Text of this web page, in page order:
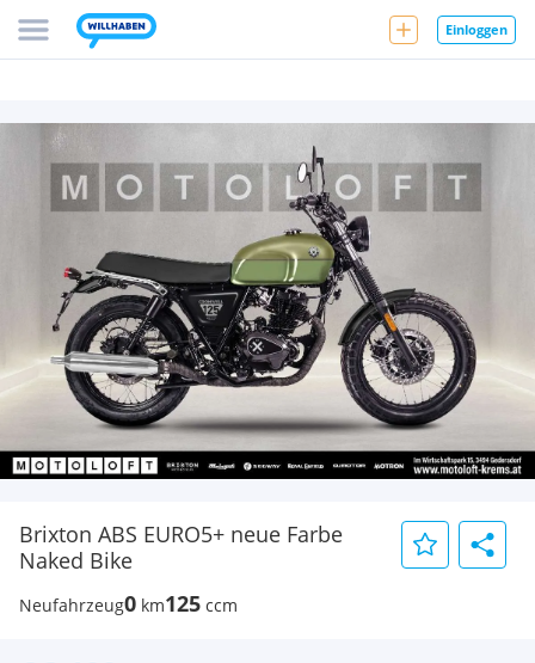
Einloggen
Brixton ABS EURO5+ neue Farbe
Naked Bike
Neufahrzeug0 km125 ccm